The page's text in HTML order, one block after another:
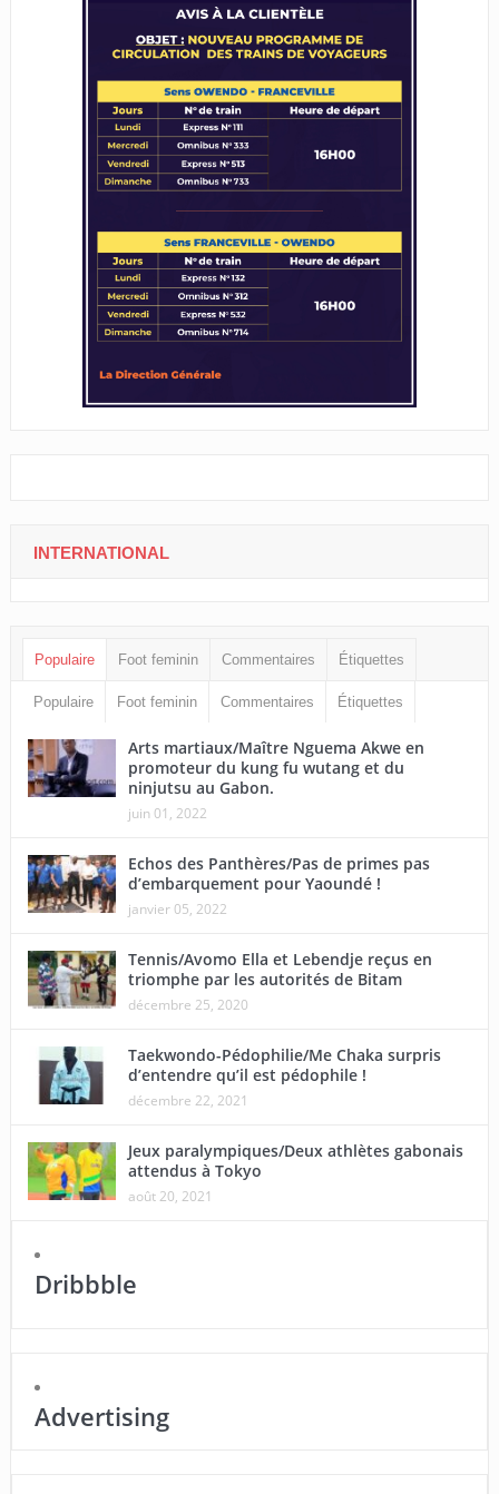
INTERNATIONAL
Populaire Foot feminin Commentaires Étiquettes
Populaire Foot feminin Commentaires Étiquettes
Arts martiaux/Maître Nguema Akwe en
promoteur du kung fu wutang et du
ninjutsu au Gabon.
juin 01, 2022
Echos des Panthères/Pas de primes pas
d’embarquement pour Yaoundé !
janvier 05, 2022
Tennis/Avomo Ella et Lebendje reçus en
triomphe par les autorités de Bitam
décembre 25, 2020
Taekwondo-Pédophilie/Me Chaka surpris
d’entendre qu’il est pédophile !
décembre 22, 2021
Jeux paralympiques/Deux athlètes gabonais
attendus à Tokyo
août 20, 2021
Dribbble
Advertising